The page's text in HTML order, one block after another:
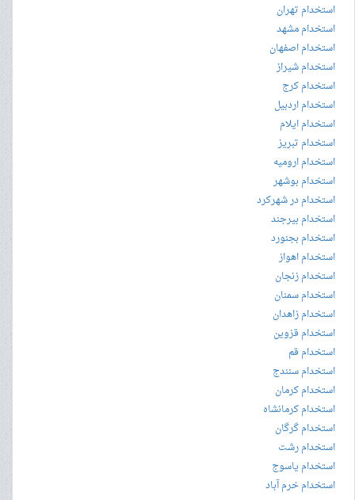
استخدام تهران
استخدام مشهد
استخدام اصفهان
استخدام شیراز
استخدام کرج
استخدام اردبیل
استخدام ایلام
استخدام تبریز
استخدام ارومیه
استخدام بوشهر
استخدام در شهرکرد
استخدام بیرجند
استخدام بجنورد
استخدام اهواز
استخدام زنجان
استخدام سمنان
استخدام زاهدان
استخدام قزوین
استخدام قم
استخدام سنندج
استخدام کرمان
استخدام کرمانشاه
استخدام گرگان
استخدام رشت
استخدام یاسوج
استخدام خرم آباد